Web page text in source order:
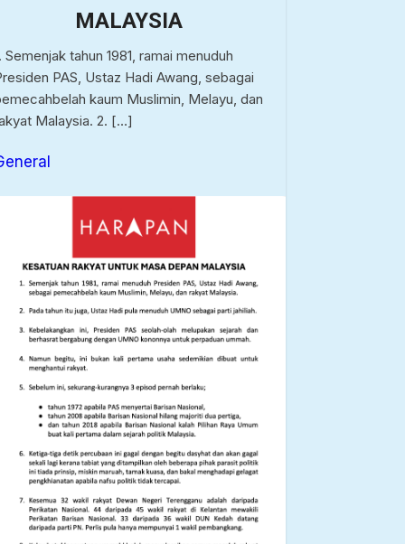
MALAYSIA
Semenjak tahun 1981, ramai menuduh
PAS, Ustaz Hadi Awang, sebagai
kaum Muslimin, Melayu, dan
Malaysia. 2. […]